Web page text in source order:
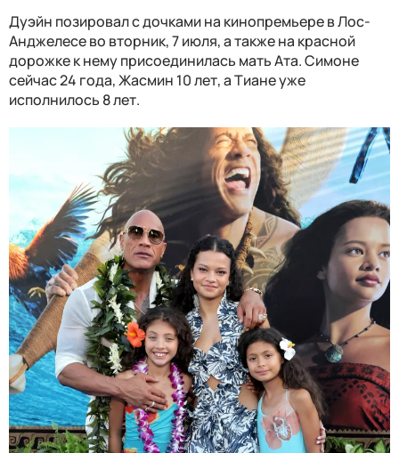
Дуэйн позировал с дочками на кинопремьере в Лос-
Анджелесе во вторник, 7 июля, а также на красной
дорожке к нему присоединилась мать Ата. Симоне
сейчас 24 года, Жасмин 10 лет, а Тиане уже
исполнилось 8 лет.